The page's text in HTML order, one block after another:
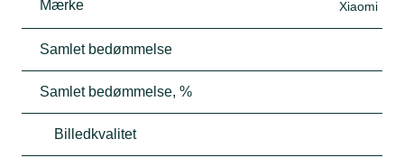
Mærke Xiaomi
Samlet bedømmelse
Samlet bedømmelse, %
Billedkvalitet